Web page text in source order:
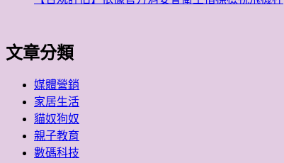
文章分類
媒體營銷
家居生活
貓奴狗奴
親子教育
數碼科技